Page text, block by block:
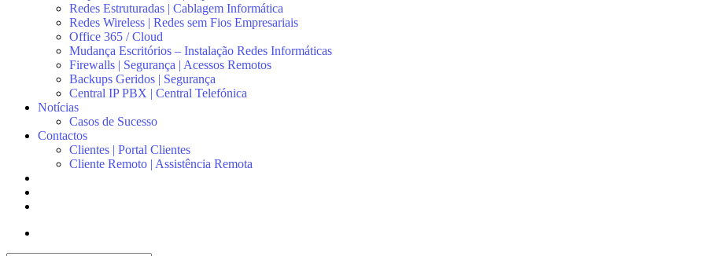
Redes Estruturadas | Cablagem Informática
Redes Wireless | Redes sem Fios Empresariais
Office 365 / Cloud
Mudança Escritórios – Instalação Redes Informáticas
Firewalls | Segurança | Acessos Remotos
Backups Geridos | Segurança
Central IP PBX | Central Telefónica
Notícias
Casos de Sucesso
Contactos
Clientes | Portal Clientes
Cliente Remoto | Assistência Remota